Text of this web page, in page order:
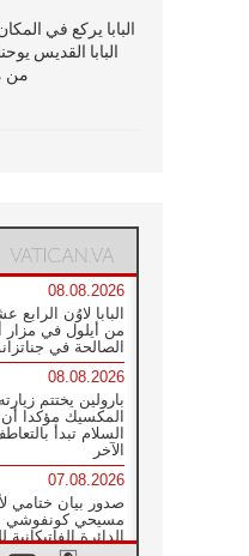
البابا يركع في
البابا القديس
من
08.08.2026
البابا لاوُن
من أيلول في مزار
الصالحة في
08.08.2026
بارولين يختتم
المكسيك مؤكدا
السلام تبدأ
الآخر
07.08.2026
صدور بيان ختامي
مسيحي كونفوشي
الدائرة الفاتيكانية